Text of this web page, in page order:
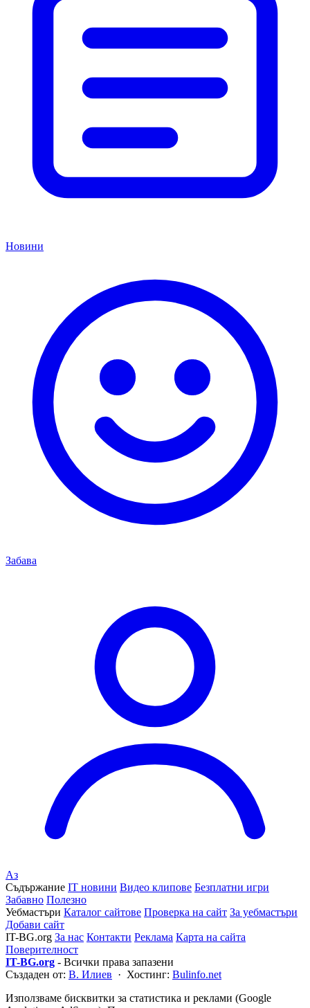
Новини
Забава
Аз
Съдържание IT новини Видео клипове Безплатни игри
Забавно Полезно
Уебмастъри Каталог сайтове Проверка на сайт За уебмастъри
Добави сайт
IT-BG.org За нас Контакти Реклама Карта на сайта
Поверителност
IT-BG.org - Всички права запазени
Създаден от: В. Илиев · Хостинг: Bulinfo.net
Използваме бисквитки за статистика и реклами (Google